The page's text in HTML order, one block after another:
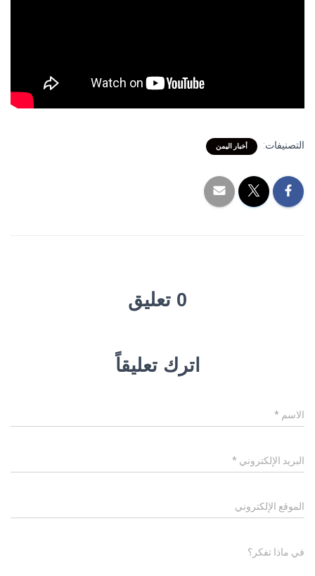
التصنيفات: أخبار اليمن
0 تعليق
اترك تعليقاً
الاسم *
البريد الإلكتروني *
الموقع الإلكتروني
في ماذا تفكر؟